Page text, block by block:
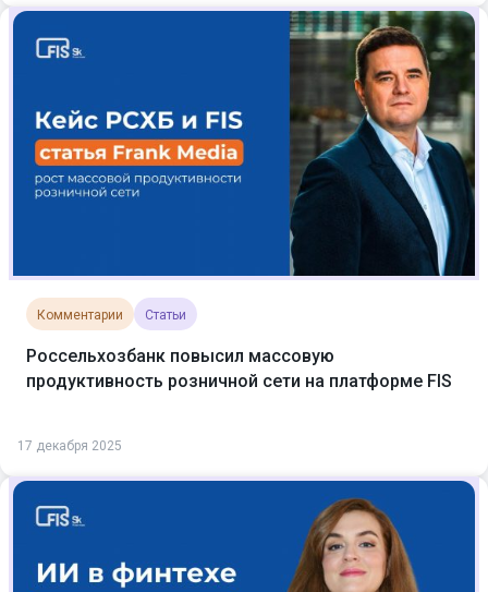
Комментарии Статьи
Россельхозбанк повысил массовую
продуктивность розничной сети на платформе FIS
17 декабря 2025